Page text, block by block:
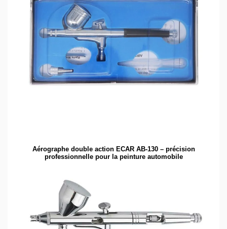
Aérographe double action ECAR AB-130 – précision
professionnelle pour la peinture automobile